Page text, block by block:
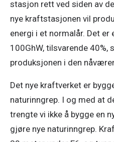
stasjon rett ved siden av
nye kraftstasjonen vil
energi i et normalår. Det er
100GhW, tilsvarende 40%,
produksjonen i den
Det nye kraftverket er
naturinngrep. I og med at
trengte vi ikke å bygge en
gjøre nye naturinngrep.